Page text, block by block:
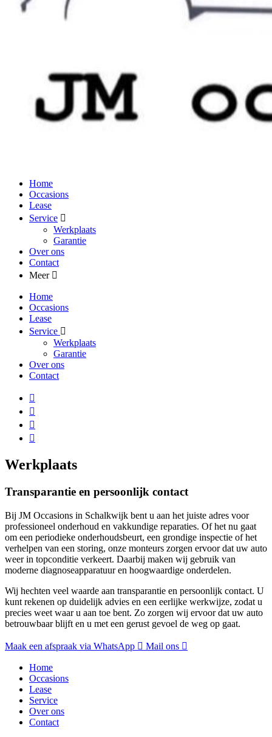
Home
Occasions
Lease
Service
Werkplaats
Garantie
Over ons
Contact
Meer
Home
Occasions
Lease
Service
Werkplaats
Garantie
Over ons
Contact
Werkplaats
Transparantie en persoonlijk contact
Bij JM Occasions in Schalkwijk bent u aan het juiste adres voor
professioneel onderhoud en vakkundige reparaties. Of het nu gaat
om een periodieke onderhoudsbeurt, een grondige inspectie of het
verhelpen van een storing, onze monteurs zorgen ervoor dat uw auto
weer in topconditie verkeert. Daarbij maken wij gebruik van
moderne diagnoseapparatuur en hoogwaardige onderdelen.
Wij hechten veel waarde aan transparantie en persoonlijk contact. U
kunt rekenen op duidelijk advies en een eerlijke werkwijze, zodat u
precies weet waar u aan toe bent. Zo zorgen wij ervoor dat uw auto
betrouwbaar blijft en u met een gerust gevoel de weg op gaat.
Maak een afspraak via WhatsApp Mail ons
Home
Occasions
Lease
Service
Over ons
Contact